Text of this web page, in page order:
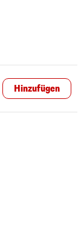
Hinzufügen